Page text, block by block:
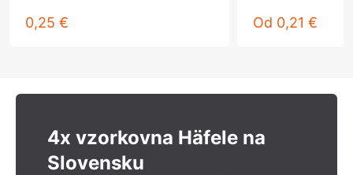
0,25 € Od 0,21 €
4x vzorkovna Häfele na
Slovensku